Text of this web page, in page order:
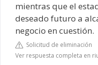
mientras que el
deseado futuro a
negocio en cuestión.
Solicitud de eliminación
Ver respuesta completa en